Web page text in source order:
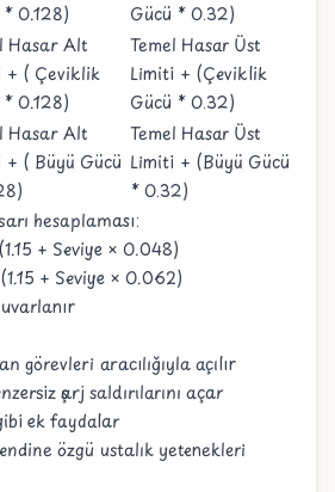
* 0.128)
Gücü * 0.32)
Hasar Alt
+ ( Çeviklik
* 0.128)
Temel Hasar Üst
Limiti + (Çeviklik
Gücü * 0.32)
Hasar Alt
+ ( Büyü Gücü
Temel Hasar Üst
Limiti + (Büyü Gücü
* 0.32)
hesaplaması:
+ Seviye × 0.048)
+ Seviye × 0.062)
görevleri aracılığıyla açılır
şarj saldırılarını açar
gibi ek faydalar
özgü ustalık yetenekleri